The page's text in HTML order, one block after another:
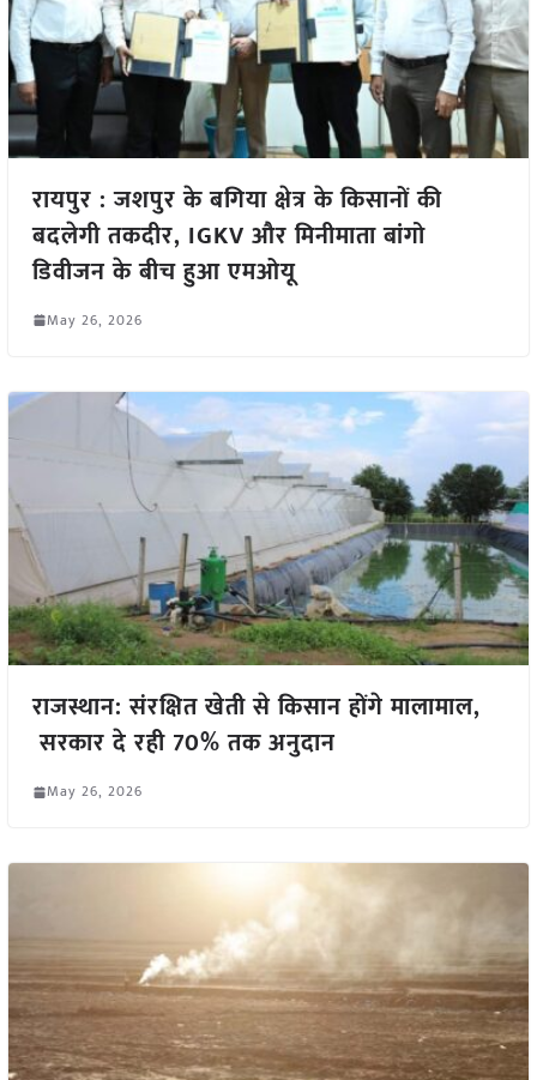
रायपुर : जशपुर के बगिया क्षेत्र के किसानों की
बदलेगी तकदीर, IGKV और मिनीमाता बांगो
डिवीजन के बीच हुआ एमओयू
May 26, 2026
राजस्थान: संरक्षित खेती से किसान होंगे मालामाल,
सरकार दे रही 70% तक अनुदान
May 26, 2026